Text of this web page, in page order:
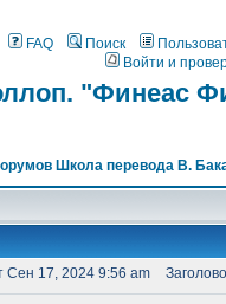
FAQ Поиск
Войти и
"Финеас
Школа перевода В.
Сен 17, 2024 9:56 am